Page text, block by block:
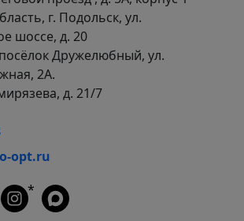
г. Подольск, ул.
шоссе, д. 20
Дружелюбный, ул.
2А.
д. 21/7
opt.ru
*